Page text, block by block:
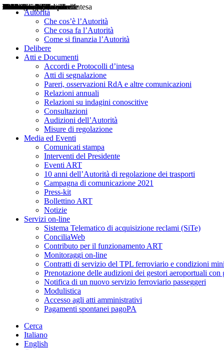
Autorità
Che cos’è l’Autorità
Che cosa fa l’Autorità
Come si finanzia l’Autorità
Delibere
Atti e Documenti
Accordi e Protocolli d’intesa
Atti di segnalazione
Pareri, osservazioni RdA e altre comunicazioni
Relazioni annuali
Relazioni su indagini conoscitive
Consultazioni
Audizioni dell’Autorità
Misure di regolazione
Media ed Eventi
Comunicati stampa
Interventi del Presidente
Eventi ART
10 anni dell’Autorità di regolazione dei trasporti
Campagna di comunicazione 2021
Press-kit
Bollettino ART
Notizie
Servizi on-line
Sistema Telematico di acquisizione reclami (SiTe)
ConciliaWeb
Contributo per il funzionamento ART
Monitoraggi on-line
Contratti di servizio del TPL ferroviario e condizioni
Prenotazione delle audizioni dei gestori aeroportuali con
Notifica di un nuovo servizio ferroviario passeggeri
Modulistica
Accesso agli atti amministrativi
Pagamenti spontanei pagoPA
Cerca
Italiano
English
Delibere
Pareri
Consultazioni
Audizioni
Atti di Segnalazione
Accordi e Protocolli d'Intesa
Relazioni annuali
Misure di regolazione
Notizie
Comunicati Stampa
Bollettini ART
Convegni ART
Interviste del Presidente
Articoli in primo piano
Interventi del Presidente
2004
2005
2010
2013
2014
2015
2016
2017
2018
2019
202
2020
2021
2022
2023
2024
2025
2026
Aereo
Marittimo
Terrestre